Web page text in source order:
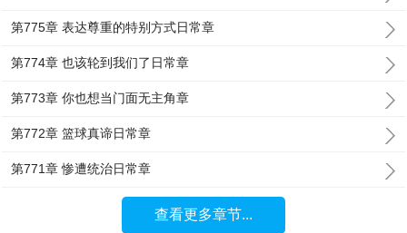
第775章 表达尊重的特别方式日常章
第774章 也该轮到我们了日常章
第773章 你也想当门面无主角章
第772章 篮球真谛日常章
第771章 惨遭统治日常章
查看更多章节...